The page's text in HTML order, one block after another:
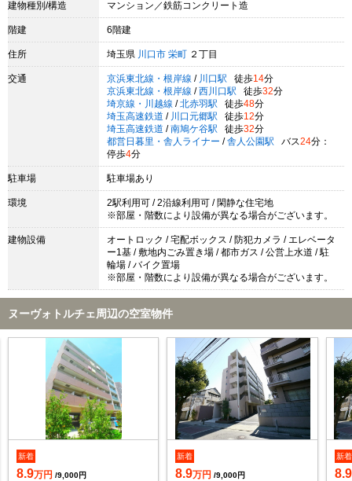
建物種別/構造 マンション／鉄筋コンクリート造
階建 6階建
住所 埼玉県 川口市 栄町 ２丁目
交通 京浜東北線・根岸線 / 川口駅 徒歩14分
京浜東北線・根岸線 / 西川口駅 徒歩32分
埼京線・川越線 / 北赤羽駅 徒歩48分
埼玉高速鉄道 / 川口元郷駅 徒歩12分
埼玉高速鉄道 / 南鳩ケ谷駅 徒歩32分
都営日暮里・舎人ライナー / 舎人公園駅 バス24分：
停歩4分
駐車場 駐車場あり
環境
2駅利用可 / 2沿線利用可 / 閑静な住宅地
※部屋・階数により設備が異なる場合がございます。
建物設備
オートロック / 宅配ボックス / 防犯カメラ / エレベータ
ー1基 / 敷地内ごみ置き場 / 都市ガス / 公営上水道 / 駐
輪場 / バイク置場
※部屋・階数により設備が異なる場合がございます。
ヌーヴォトルチェ周辺の空室物件
新着
8.9万円 /9,000円
新着
8.9万円 /9,000円
新着
8.9